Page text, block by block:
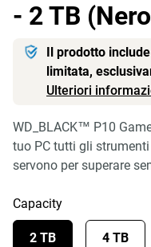
- 2 TB
Il prodotto
limitata,
Ulteriori
WD_BLACK™ P10
tuo PC tutti gli
servono per superare
Capacity
2 TB 4 TB